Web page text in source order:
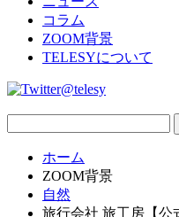
コラム
ZOOM背景
TELESYについて
@telesy
ホーム
ZOOM背景
自然
旅行会社 旅工房【公